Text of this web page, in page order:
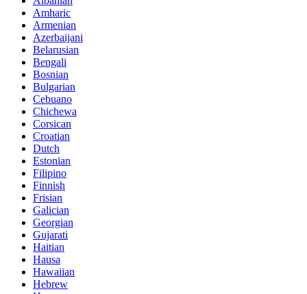
Amharic
Armenian
Azerbaijani
Belarusian
Bengali
Bosnian
Bulgarian
Cebuano
Chichewa
Corsican
Croatian
Dutch
Estonian
Filipino
Finnish
Frisian
Galician
Georgian
Gujarati
Haitian
Hausa
Hawaiian
Hebrew